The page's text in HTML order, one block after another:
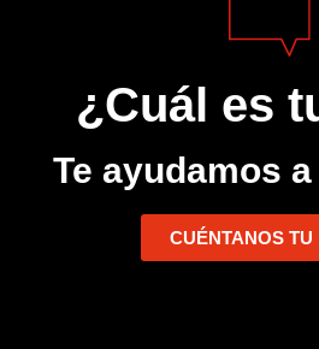
¿Cuál es
Te ayudamos
CUÉNTANOS TU